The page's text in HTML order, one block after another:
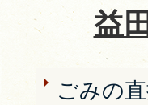
益
ごみの